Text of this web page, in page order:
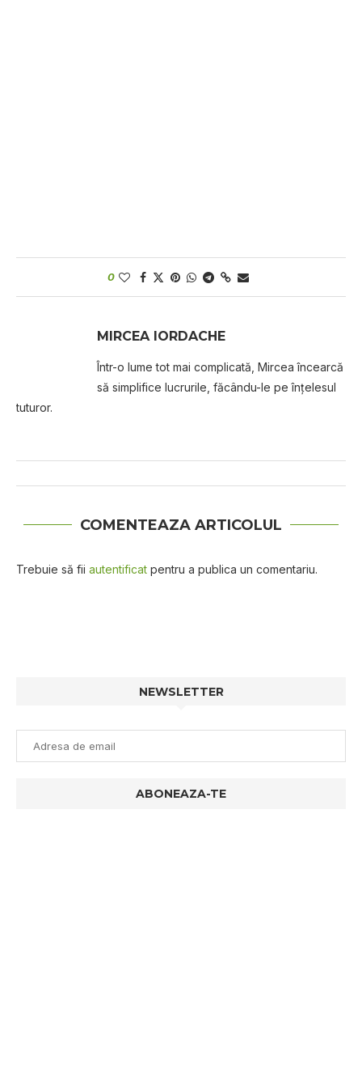
0
MIRCEA IORDACHE
Într-o lume tot mai complicată, Mircea încearcă
să simplifice lucrurile, făcându-le pe înțelesul
tuturor.
COMENTEAZA ARTICOLUL
Trebuie să fii autentificat pentru a publica un comentariu.
NEWSLETTER